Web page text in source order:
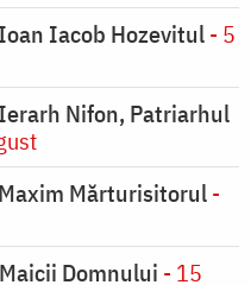
Iacob Hozevitul- 5
Nifon, Patriarhul
Mărturisitorul-
Domnului - 15